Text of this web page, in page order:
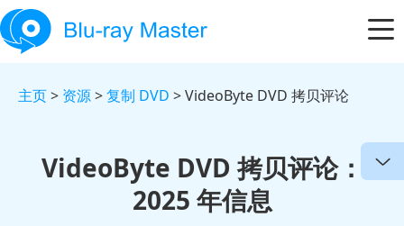
主页> 资源>复制 DVD > VideoByte DVD 拷贝评论
VideoByte DVD 拷贝评论：
2025 年信息